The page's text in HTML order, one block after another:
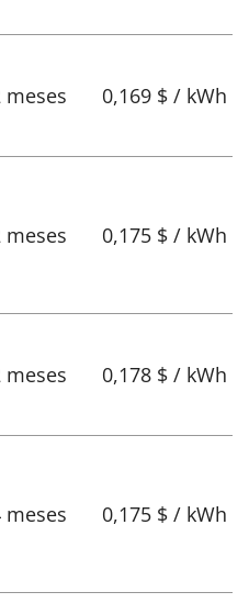
meses 0,169 $ / kWh
meses 0,175 $ / kWh
meses 0,178 $ / kWh
meses 0,175 $ / kWh